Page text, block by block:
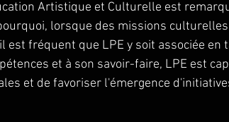
Artistique et Culturelle est
lorsque des missions
fréquent que LPE y soit associée en
et à son savoir-faire, LPE est
et de favoriser l'émergence